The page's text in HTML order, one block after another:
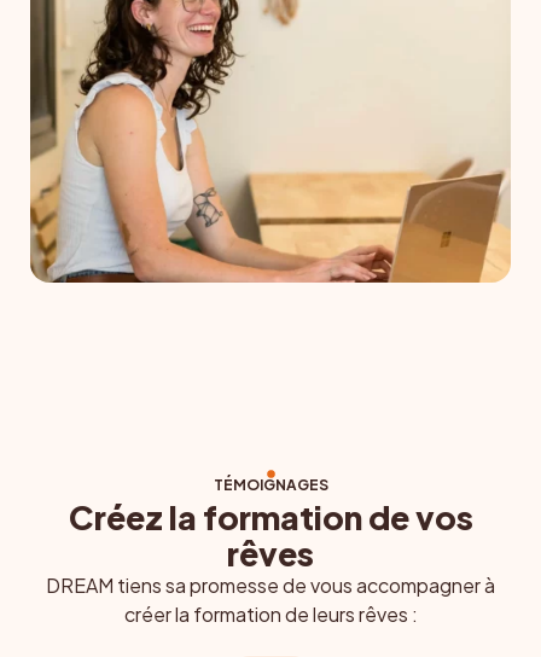
TÉMOIGNAGES
Créez la formation de vos
rêves
DREAM tiens sa promesse de vous accompagner à
créer la formation de leurs rêves :